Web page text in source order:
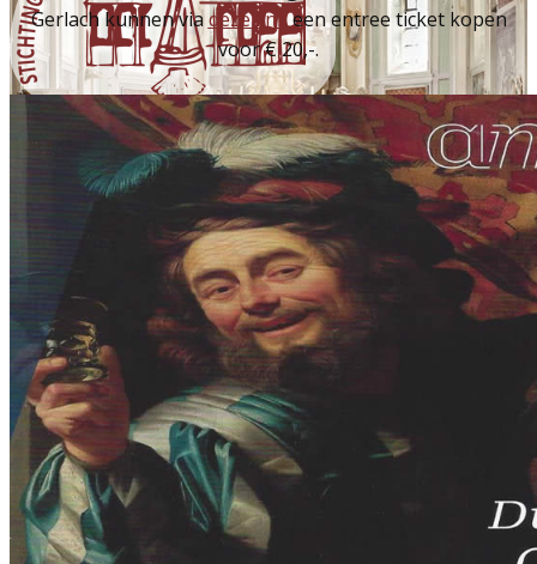
Archief 2021-2022
Gerlach kunnen via deze linkeen entree ticket kopen
voor € 20,-.